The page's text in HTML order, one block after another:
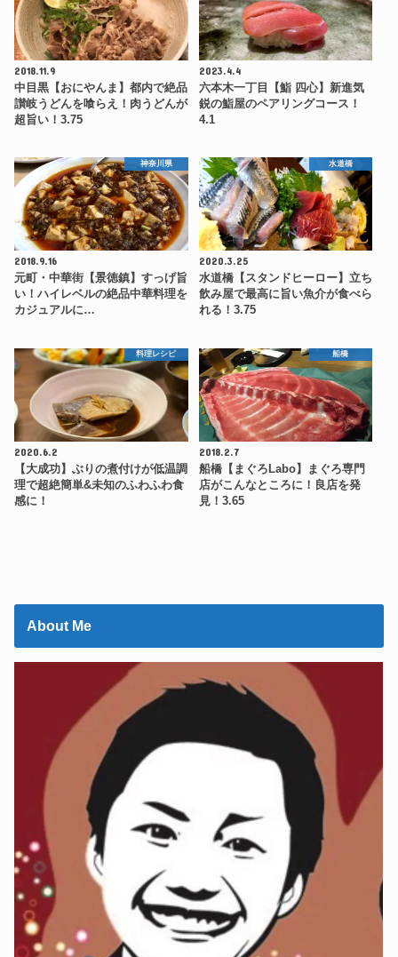
2018.11.9
中目黒【おにやんま】都内で絶品
讃岐うどんを喰らえ！肉うどんが
超旨い！3.75
2023.4.4
六本木一丁目【鮨 四心】新進気
鋭の鮨屋のペアリングコース！
4.1
神奈川県
2018.9.16
元町・中華街【景徳鎮】すっげ旨
い！ハイレベルの絶品中華料理を
カジュアルに…
水道橋
2020.3.25
水道橋【スタンドヒーロー】立ち
飲み屋で最高に旨い魚介が食べら
れる！3.75
料理レシピ
2020.6.2
【大成功】ぶりの煮付けが低温調
理で超絶簡単&未知のふわふわ食
感に！
船橋
2018.2.7
船橋【まぐろLabo】まぐろ専門
店がこんなところに！良店を発
見！3.65
About Me